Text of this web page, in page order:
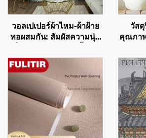
วอลเปเปอร์ผ้าไหม-ผ้าฝ้าย
ทอผสมกัน: สัมผัสความนุ่ม
ฝ้ายที่นุ่มสบาย กำหนดนิยาม
ใหม่ของความงามสำหรับ
ผนัง
วัส
คุณภา
ห้องนั่ง
สีเรี
ตกแต่ง
ๆ ขา